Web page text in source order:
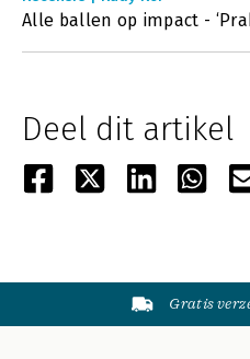
Alle ballen op impact -
Deel dit artikel
Gratis